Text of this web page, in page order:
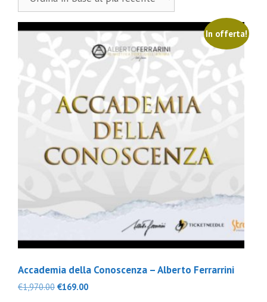
In offerta!
Accademia della Conoscenza – Alberto Ferrarrini
€1,970.00 Il
€169.00Il